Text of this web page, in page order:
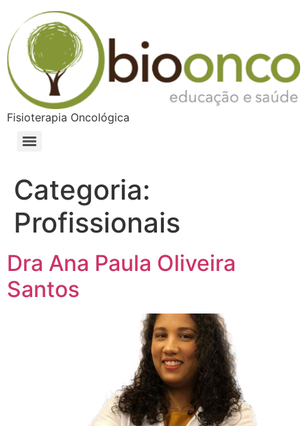
Fisioterapia Oncológica
Categoria:
Profissionais
Dra Ana Paula Oliveira
Santos